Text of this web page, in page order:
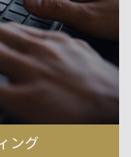
ング